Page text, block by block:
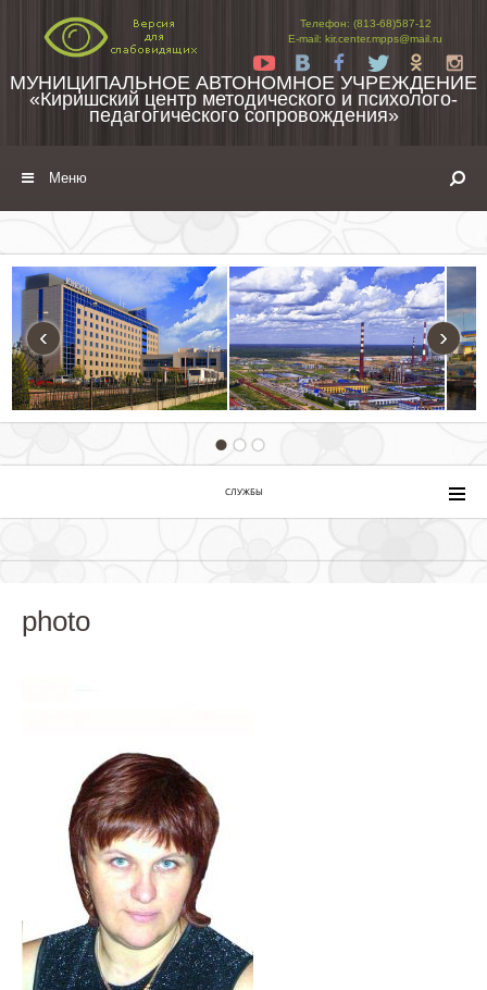
Телефон: (813-68)587-12
E-mail: kir.center.mpps@mail.ru
Yt
Tw
МУНИЦИПАЛЬНОЕ АВТОНОМНОЕ УЧРЕЖДЕНИЕ
«Киришский центр методического и психолого-
педагогического сопровождения»
Меню
‹ ›
СЛУЖБЫ
photo